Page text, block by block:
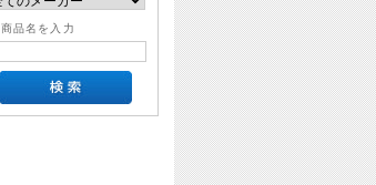
商品名を入力